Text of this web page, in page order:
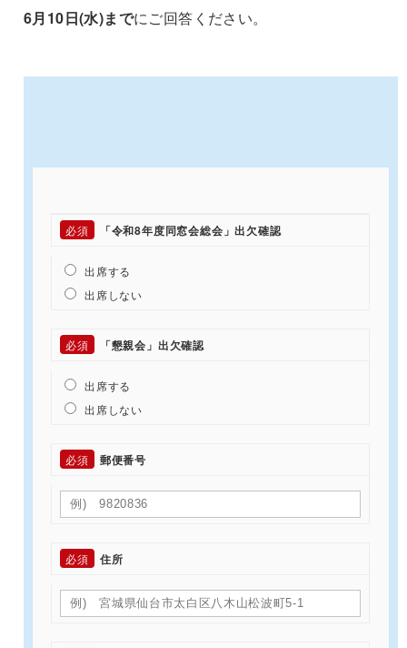
6月10日(水)までにご回答ください。
必須 「令和8年度同窓会総会」出欠確認
出席する
出席しない
必須 「懇親会」出欠確認
出席する
出席しない
必須 郵便番号
必須 住所